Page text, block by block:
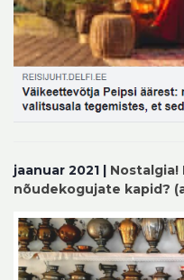
jaanuar 2021 | Nostalgia!
nõudekogujate kapid?